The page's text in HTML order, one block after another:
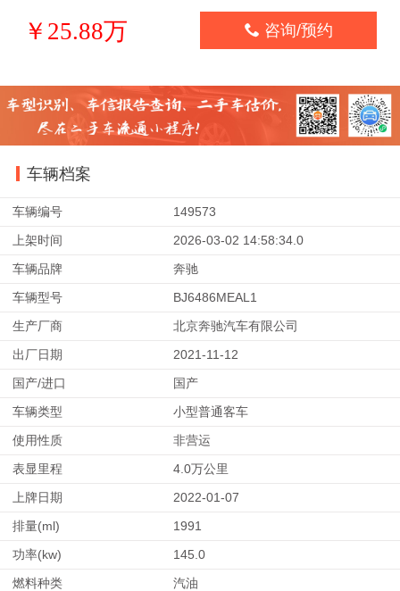
￥25.88万  咨询/预约
车辆档案
车辆编号
149573
上架时间
2026-03-02 14:58:34.0
车辆品牌
奔驰
车辆型号
BJ6486MEAL1
生产厂商
北京奔驰汽车有限公司
出厂日期
2021-11-12
国产/进口
国产
车辆类型
小型普通客车
使用性质
非营运
表显里程
4.0万公里
上牌日期
2022-01-07
排量(ml)
1991
功率(kw)
145.0
燃料种类
汽油